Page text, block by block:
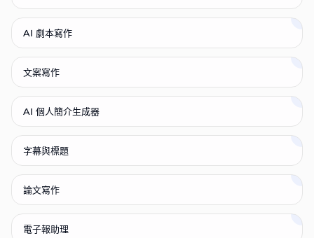
AI 劇本寫作
文案寫作
AI 個人簡介生成器
字幕與標題
論文寫作
電子報助理